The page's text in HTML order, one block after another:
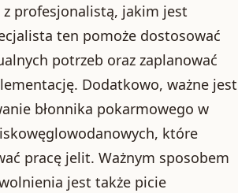
profesjonalistą, jakim jest
ten pomoże dostosować
potrzeb oraz zaplanować
Dodatkowo, ważne jest
błonnika pokarmowego w
które
pracę jelit. Ważnym sposobem
jest także picie